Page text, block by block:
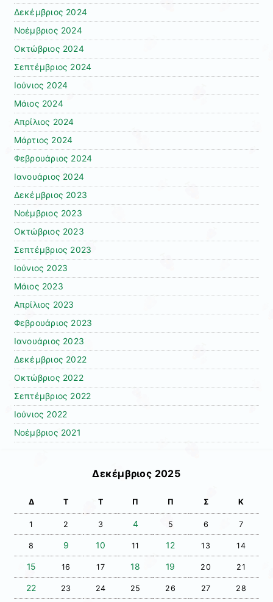
Δεκέμβριος 2024
Νοέμβριος 2024
Οκτώβριος 2024
Σεπτέμβριος 2024
Ιούνιος 2024
Μάιος 2024
Απρίλιος 2024
Μάρτιος 2024
Φεβρουάριος 2024
Ιανουάριος 2024
Δεκέμβριος 2023
Νοέμβριος 2023
Οκτώβριος 2023
Σεπτέμβριος 2023
Ιούνιος 2023
Μάιος 2023
Απρίλιος 2023
Φεβρουάριος 2023
Ιανουάριος 2023
Δεκέμβριος 2022
Οκτώβριος 2022
Σεπτέμβριος 2022
Ιούνιος 2022
Νοέμβριος 2021
Δεκέμβριος 2025
Δ Τ Τ Π Π Σ Κ
1 2 3 4 5 6 7
8 9 10 11 12 13 14
15 16 17 18 19 20 21
22 23 24 25 26 27 28